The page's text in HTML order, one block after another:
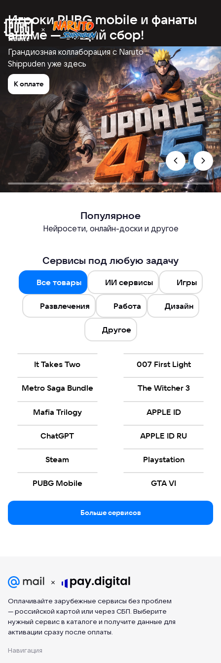
Игроки PUBG mobile и фанаты
аниме — общий сбор!
Грандиозная коллаборация с Naruto
Shippuden уже здесь
К оплате
Популярное
Нейросети, онлайн-доски и другое
Сервисы под любую задачу
Все товары ИИ сервисы Игры
Развлечения Работа Дизайн
Другое
It Takes Two 007 First Light
Metro Saga Bundle The Witcher 3
Mafia Trilogy APPLE ID
ChatGPT APPLE ID RU
Steam Playstation
PUBG Mobile GTA VI
Больше сервисов
Оплачивайте зарубежные сервисы без проблем
— российской картой или через СБП. Выберите
нужный сервис в каталоге и получите данные для
активации сразу после оплаты.
Навигация